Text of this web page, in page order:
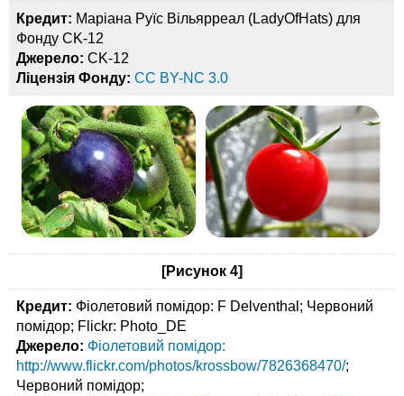
Кредит: Маріана Руїс Вільярреал (LadyOfHats) для
Фонду CK-12
Джерело: CK-12
Ліцензія Фонду: CC BY-NC 3.0
[Рисунок 4]
Кредит: Фіолетовий помідор: F Delventhal; Червоний
помідор; Flickr: Photo_DE
Джерело: Фіолетовий помідор:
http://www.flickr.com/photos/krossbow/7826368470/;
Червоний помідор;